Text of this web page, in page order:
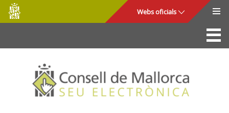
Salta al contingut principal
Consell
de
Mallorca
Webs oficials
La Seu
Consell de Mallorca
Accés i seguretat